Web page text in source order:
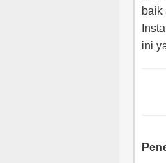
baik
ini